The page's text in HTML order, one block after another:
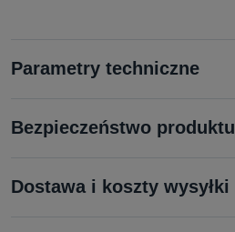
Parametry techniczne
Bezpieczeństwo produktu
Dostawa i koszty wysyłki